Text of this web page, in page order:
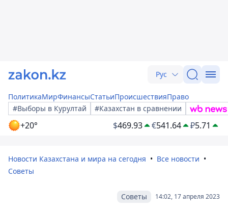
Рус
ПолитикаМирФинансыСтатьиПроисшествияПраво
#Выборы в Курултай
#Казахстан в сравнении
+20° $469.93 €541.64 ₽5.71
Новости Казахстана и мира на сегодня
Все новости
Советы
14:02, 17 апреля 2023
Советы